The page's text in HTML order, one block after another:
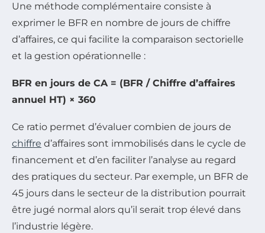
Une méthode complémentaire consiste à
exprimer le BFR en nombre de jours de chiffre
d’affaires, ce qui facilite la comparaison sectorielle
et la gestion opérationnelle :
BFR en jours de CA = (BFR / Chiffre d’affaires
annuel HT) × 360
Ce ratio permet d’évaluer combien de jours de
chiffre d’affaires sont immobilisés dans le cycle de
financement et d’en faciliter l’analyse au regard
des pratiques du secteur. Par exemple, un BFR de
45 jours dans le secteur de la distribution pourrait
être jugé normal alors qu’il serait trop élevé dans
l’industrie légère.